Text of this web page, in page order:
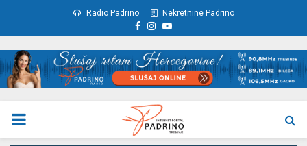
Radio Padrino Nekretnine Padrino
Facebook
Instagram
Youtube
PRIMARY